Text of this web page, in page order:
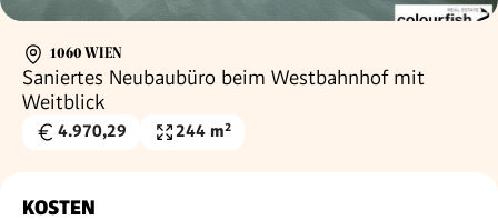
1060 WIEN
Saniertes Neubaubüro beim Westbahnhof mit
Weitblick
Gesamtmiete
4.970,29
Nutzfläche
244 m²
KOSTEN